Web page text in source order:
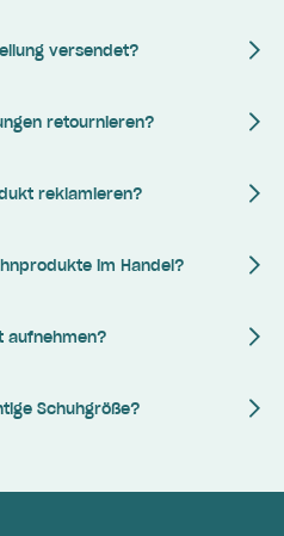
versendet?
retournieren?
reklamieren?
im Handel?
aufnehmen?
Schuhgröße?